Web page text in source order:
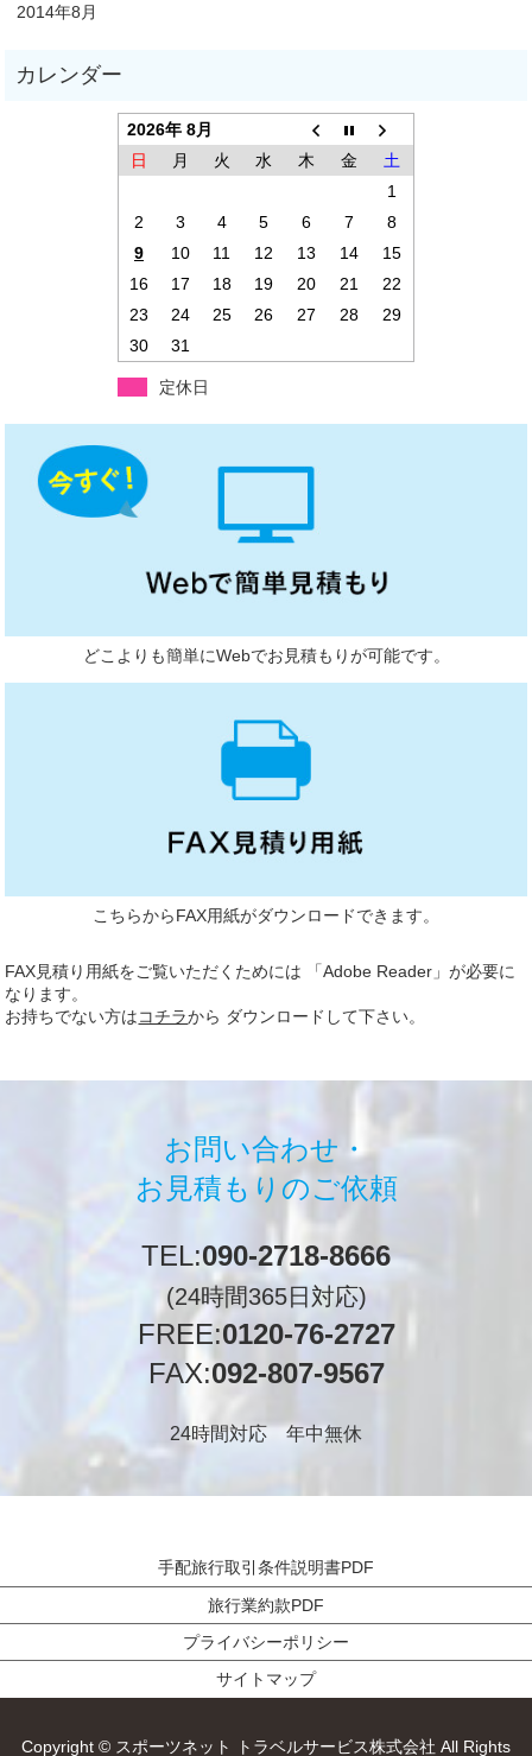
2014年8月
2026年 8月
日
月 火 水 木 金
土
1
2
3 4 5 6 7
8
9
10 11 12 13 14
15
16
17 18 19 20 21
22
23
24 25 26 27 28
29
30
31
定休日
どこよりも簡単にWebでお見積もりが可能です。
こちらからFAX用紙がダウンロードできます。
FAX見積り用紙をご覧いただくためには 「Adobe Reader」が必要に
なります。
お持ちでない方はコチラから ダウンロードして下さい。
お問い合わせ・
お見積もりのご依頼
TEL:090-2718-8666
(24時間365日対応)
FREE:0120-76-2727
FAX:092-807-9567
24時間対応 年中無休
手配旅行取引条件説明書PDF
旅行業約款PDF
プライバシーポリシー
サイトマップ
Copyright © スポーツネット トラベルサービス株式会社 All Rights